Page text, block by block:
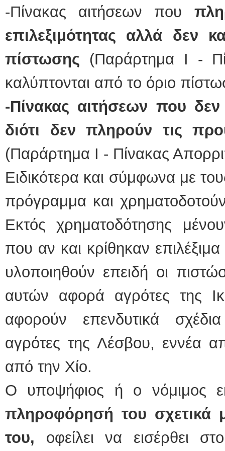
-Πίνακας αιτήσεων που
επιλεξιμότητας αλλά δεν
πίστωσης (Παράρτημα Ι -
καλύπτονται από το όριο
-Πίνακας αιτήσεων που δεν
διότι δεν πληρούν τις
(Παράρτημα Ι - Πίνακας
Ειδικότερα και σύμφωνα με
πρόγραμμα και
Εκτός χρηματοδότησης
που αν και κρίθηκαν
υλοποιηθούν επειδή οι
αυτών αφορά αγρότες της
αφορούν επενδυτικά
αγρότες της Λέσβου, εννέα
από την Χίο.
Ο υποψήφιος ή ο νόμιμος
πληροφόρησή του σχετικά
του, οφείλει να εισέρθει